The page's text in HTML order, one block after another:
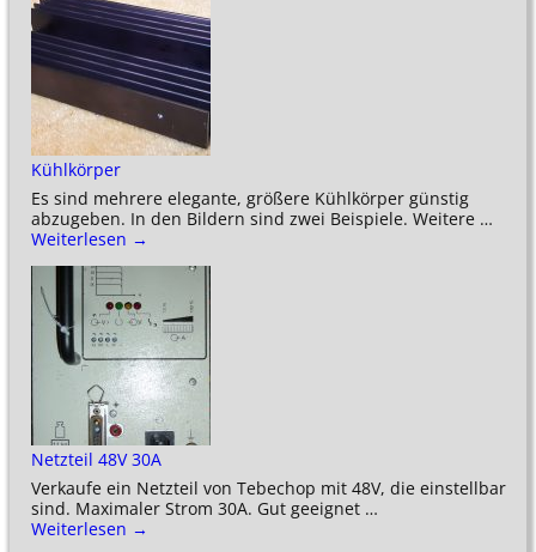
Kühlkörper
Es sind mehrere elegante, größere Kühlkörper günstig
abzugeben. In den Bildern sind zwei Beispiele. Weitere …
Weiterlesen →
Netzteil 48V 30A
Verkaufe ein Netzteil von Tebechop mit 48V, die einstellbar
sind. Maximaler Strom 30A. Gut geeignet …
Weiterlesen →